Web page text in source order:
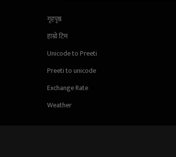
गृहपृष्ठ
हाम्रो टिम
Unicode to Preeti
Preeti to unicode
Exchange Rate
Weather